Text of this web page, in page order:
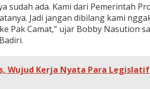
sudah ada. Kami dari Pemerintah
Jadi jangan dibilang kami
Pak Camat,” ujar Bobby Nasution
Wujud Kerja Nyata Para